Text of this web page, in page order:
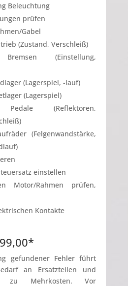
Beleuchtung
prüfen
Gabel
(Zustand, Verschleiß)
(Einstellung,
(Lagerspiel, -lauf)
(Lagerspiel)
Pedale (Reflektoren,
(Felgenwandstärke,
einstellen
Motor/Rahmen prüfen,
Kontakte
gefundener Fehler führt
an Ersatzteilen und
zu Mehrkosten. Vor